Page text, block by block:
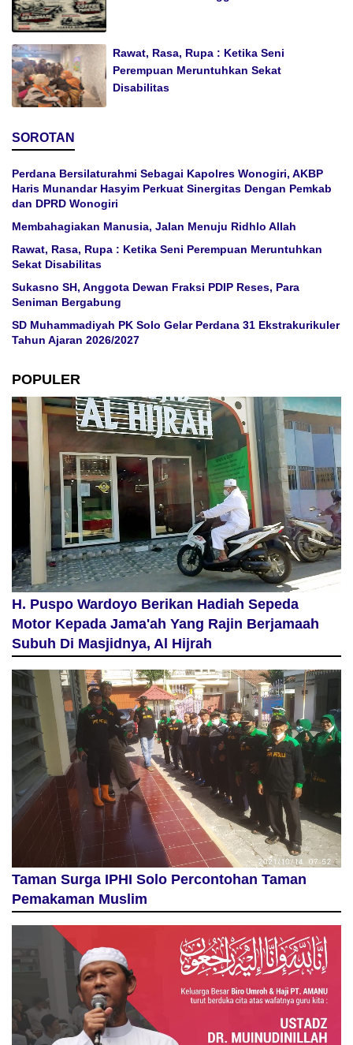
Rawat, Rasa, Rupa : Ketika Seni
Perempuan Meruntuhkan Sekat
Disabilitas
SOROTAN
Perdana Bersilaturahmi Sebagai Kapolres Wonogiri, AKBP
Haris Munandar Hasyim Perkuat Sinergitas Dengan Pemkab
dan DPRD Wonogiri
Membahagiakan Manusia, Jalan Menuju Ridhlo Allah
Rawat, Rasa, Rupa : Ketika Seni Perempuan Meruntuhkan
Sekat Disabilitas
Sukasno SH, Anggota Dewan Fraksi PDIP Reses, Para
Seniman Bergabung
SD Muhammadiyah PK Solo Gelar Perdana 31 Ekstrakurikuler
Tahun Ajaran 2026/2027
POPULER
H. Puspo Wardoyo Berikan Hadiah Sepeda
Motor Kepada Jama'ah Yang Rajin Berjamaah
Subuh Di Masjidnya, Al Hijrah
Taman Surga IPHI Solo Percontohan Taman
Pemakaman Muslim